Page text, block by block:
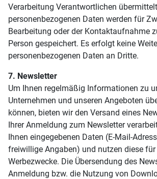
Verarbeitung Verantwortlichen
personenbezogenen Daten werden für
Bearbeitung oder der Kontaktaufnahme
Person gespeichert. Es erfolgt keine
personenbezogenen Daten an Dritte.
7. Newsletter
Um Ihnen regelmäßig Informationen zu
Unternehmen und unseren Angeboten
können, bieten wir den Versand eines
Ihrer Anmeldung zum Newsletter
Ihnen eingegebenen Daten (E-Mail-
freiwillige Angaben) und nutzen diese für
Werbezwecke. Die Übersendung des
Anmeldung bzw. die Nutzung von